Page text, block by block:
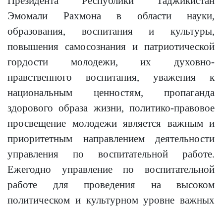
Эмомали Рахмона в области науки,
образования, воспитания и культуры,
повышения самосознания и патриотической
гордости молодежи, их духовно-
нравственного воспитания, уважения к
национальным ценностям, пропаганда
здорового образа жизни, политико-правовое
просвещение молодежи является важным и
приоритетным направлением деятельности
управления по воспитательной работе.
Ежегодно управление по воспитательной
работе для проведения на высоком
политическом и культурном уровне важных